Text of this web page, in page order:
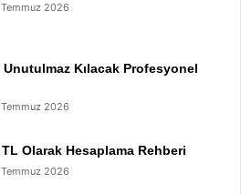
2026
Unutulmaz Kılacak Profesyonel
2026
TL Olarak Hesaplama Rehberi
2026